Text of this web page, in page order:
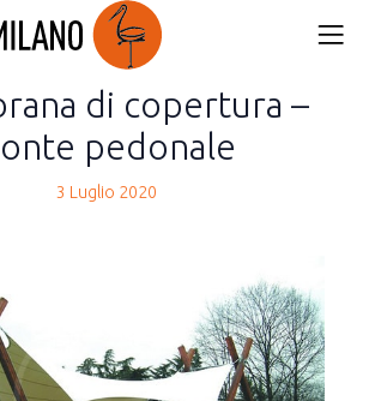
di copertura –
pedonale
3 Luglio 2020